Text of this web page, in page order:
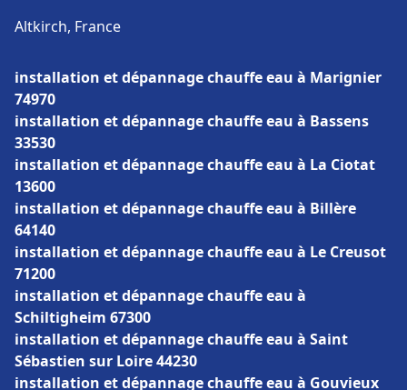
Altkirch, France
installation et dépannage chauffe eau à Marignier
74970
installation et dépannage chauffe eau à Bassens
33530
installation et dépannage chauffe eau à La Ciotat
13600
installation et dépannage chauffe eau à Billère
64140
installation et dépannage chauffe eau à Le Creusot
71200
installation et dépannage chauffe eau à
Schiltigheim 67300
installation et dépannage chauffe eau à Saint
Sébastien sur Loire 44230
installation et dépannage chauffe eau à Gouvieux